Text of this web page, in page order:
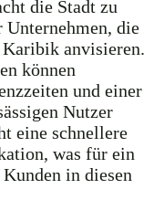
die Stadt zu
die
anvisieren.
können
und einer
Nutzer
eine schnellere
was für ein
in diesen